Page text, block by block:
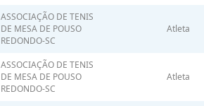
ASSOCIAÇÃO DE TENIS
DE MESA DE POUSO
REDONDO-SC
Atleta
ASSOCIAÇÃO DE TENIS
DE MESA DE POUSO
REDONDO-SC
Atleta